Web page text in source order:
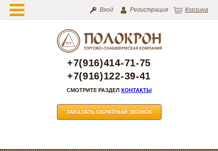
Вход Регистрация Корзина
+7(916)414-71-75
+7(916)122-39-41
СМОТРИТЕ РАЗДЕЛ КОНТАКТЫ
ЗАКАЗАТЬ ОБРАТНЫЙ ЗВОНОК